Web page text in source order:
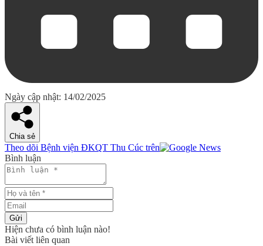
Ngày cập nhật: 14/02/2025
Chia sẻ
Theo dõi Bệnh viện ĐKQT Thu Cúc trên
Bình luận
Gửi
Hiện chưa có bình luận nào!
Bài viết liên quan